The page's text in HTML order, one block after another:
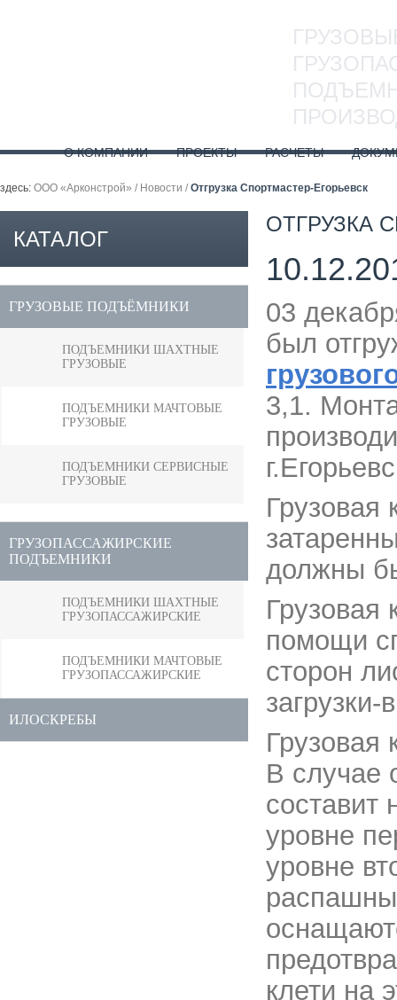
О КОМПАНИИ ПРОЕКТЫ РАСЧЕТЫ
здесь: ООО «Арконстрой» / Новости /Отгрузка Спортмастер-Егорьевск
КАТАЛОГ
ПРОДУКЦИИ
ГРУЗОВЫЕ ПОДЪЁМНИКИ
ПОДЪЕМНИКИ ШАХТНЫЕ
ГРУЗОВЫЕ
ПОДЪЕМНИКИ МАЧТОВЫЕ
ГРУЗОВЫЕ
ПОДЪЕМНИКИ СЕРВИСНЫЕ
ГРУЗОВЫЕ
ГРУЗОПАССАЖИРСКИЕ
ПОДЪЕМНИКИ
ПОДЪЕМНИКИ ШАХТНЫЕ
ГРУЗОПАССАЖИРСКИЕ
ПОДЪЕМНИКИ МАЧТОВЫЕ
ГРУЗОПАССАЖИРСКИЕ
ИЛОСКРЕБЫ
ОТГРУЗКА
03
был
3,1.
Грузовая
должны
помощи
сторон
Грузовая
В случае
уровне
уровне
клети на